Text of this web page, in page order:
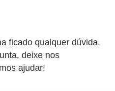
ficado qualquer dúvida.
deixe nos
ajudar!